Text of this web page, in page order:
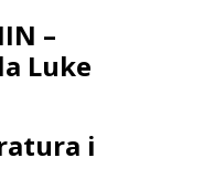
–
Luke
i